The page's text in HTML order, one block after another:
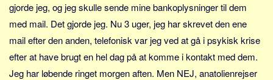
Thailand
Italien
Grækenland
USA
gjorde jeg, og jeg skulle sende mine bankoplysninger til dem
med mail. Det gjorde jeg. Nu 3 uger, jeg har skrevet den ene
mail efter den anden, telefonisk var jeg ved at gå i psykisk krise
efter at have brugt en hel dag på at komme i kontakt med dem.
Jeg har løbende ringet morgen aften. Men NEJ, anatolienrejser